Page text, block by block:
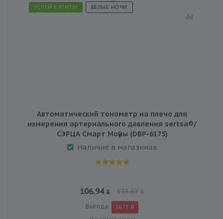
УСПЕЙ КУПИТЬ! БЕЛЫЕ НОЧИ
Автоматический тонометр на плечо для
измерения артериального давления sertsa®/
СЭРЦА Смарт Моӯны (DBP-6175)
Наличие в магазинах
106.94 133.67
Выгода 26.73